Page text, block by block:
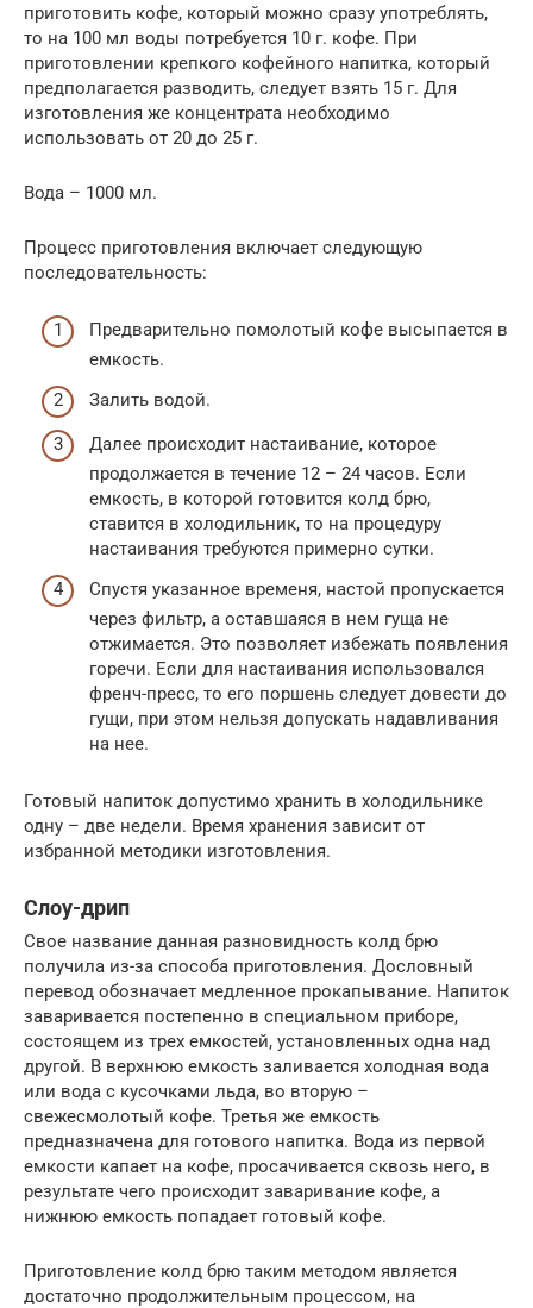
приготовить кофе, который можно сразу употреблять,
то на 100 мл воды потребуется 10 г. кофе. При
приготовлении крепкого кофейного напитка, который
предполагается разводить, следует взять 15 г. Для
изготовления же концентрата необходимо
использовать от 20 до 25 г.
Вода – 1000 мл.
Процесс приготовления включает следующую
последовательность:
Предварительно помолотый кофе высыпается в
емкость.
Залить водой.
Далее происходит настаивание, которое
продолжается в течение 12 – 24 часов. Если
емкость, в которой готовится колд брю,
ставится в холодильник, то на процедуру
настаивания требуются примерно сутки.
Спустя указанное временя, настой пропускается
через фильтр, а оставшаяся в нем гуща не
отжимается. Это позволяет избежать появления
горечи. Если для настаивания использовался
френч-пресс, то его поршень следует довести до
гущи, при этом нельзя допускать надавливания
на нее.
Готовый напиток допустимо хранить в холодильнике
одну – две недели. Время хранения зависит от
избранной методики изготовления.
Слоу-дрип
Свое название данная разновидность колд брю
получила из-за способа приготовления. Дословный
перевод обозначает медленное прокапывание. Напиток
заваривается постепенно в специальном приборе,
состоящем из трех емкостей, установленных одна над
другой. В верхнюю емкость заливается холодная вода
или вода с кусочками льда, во вторую –
свежесмолотый кофе. Третья же емкость
предназначена для готового напитка. Вода из первой
емкости капает на кофе, просачивается сквозь него, в
результате чего происходит заваривание кофе, а
нижнюю емкость попадает готовый кофе.
Приготовление колд брю таким методом является
достаточно продолжительным процессом, на